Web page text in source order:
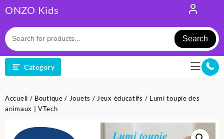
to
content
ONZO Kids
Search
Category
Accueil / Boutique / Jouets / Jeux éducatifs / Lumi toupie des
animaux | VTech